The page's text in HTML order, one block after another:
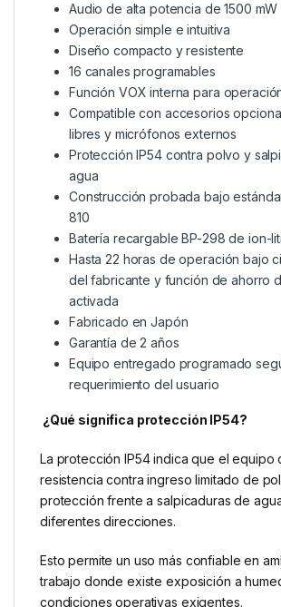
Audio de alta potencia de 1500 mW
Operación simple e intuitiva
Diseño compacto y resistente
16 canales programables
Función VOX interna para
Compatible con accesorios
libres y micrófonos externos
Protección IP54 contra polvo y
agua
Construcción probada bajo
810
Batería recargable BP-298 de ion-
Hasta 22 horas de operación bajo
del fabricante y función de ahorro
activada
Fabricado en Japón
Garantía de 2 años
Equipo entregado programado
requerimiento del usuario
¿Qué significa protección IP54?
La protección IP54 indica que el equipo
resistencia contra ingreso limitado de
protección frente a salpicaduras de
diferentes direcciones.
Esto permite un uso más confiable en
trabajo donde existe exposición a
condiciones operativas exigentes.